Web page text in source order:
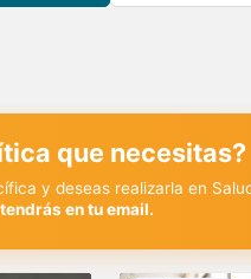
que necesitas?
y deseas realizarla en
en tu email.